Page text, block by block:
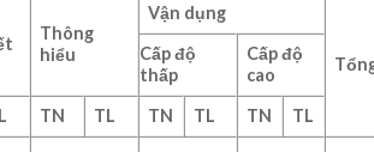
Thông
hiểu
Vận dụng
Cấp độ
thấp
Cấp độ
cao
TN TL TN TL TN TL